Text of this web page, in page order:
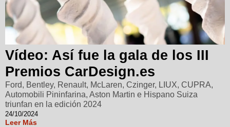
Vídeo: Así fue la gala de los III
Premios CarDesign.es
Ford, Bentley, Renault, McLaren, Czinger, LIUX, CUPRA,
Automobili Pininfarina, Aston Martin e Hispano Suiza
triunfan en la edición 2024
24/10/2024
Leer Más